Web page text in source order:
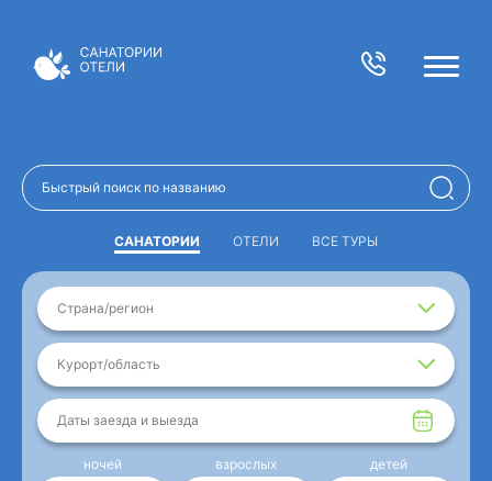
САНАТОРИИ ОТЕЛИ ВСЕ ТУРЫ
Страна/регион
Курорт/область
Даты заезда и выезда
ночей взрослых детей